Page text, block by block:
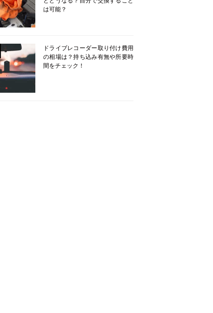
は可能？
ドライブレコーダー取り付け費用
の相場は？持ち込み有無や所要時
間をチェック！